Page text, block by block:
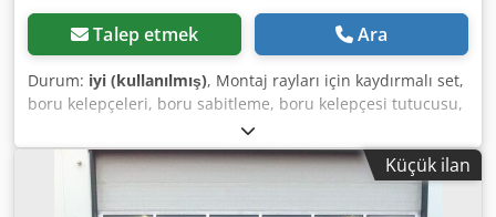
Talep etmek Ara
Durum: iyi (kullanılmış), Montaj rayları için kaydırmalı set,
boru kelepçeleri, boru sabitleme, boru kelepçesi tutucusu,
WBD tutucu Cjdpjq Syufjfx Akvorf - Üretici: Sikla, montaj
rayları için WBD tutucu - Tip: HE Adet: 12 adet tutucu, 4x
kelepçeli - Fiyat/satış: komple - Toplam boyutlar:
380/250/H105 mm - Toplam ağırlık: 8,8 kg
Küçük ilan